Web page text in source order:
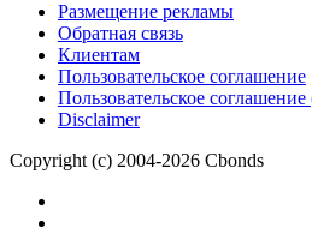
Размещение рекламы
Обратная связь
Пользовательское соглашение